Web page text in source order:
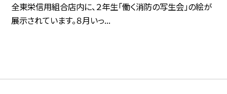
全東栄信用組合店内に、２年生「働く消防の写生会」の絵が
展示されています。８月いっ...